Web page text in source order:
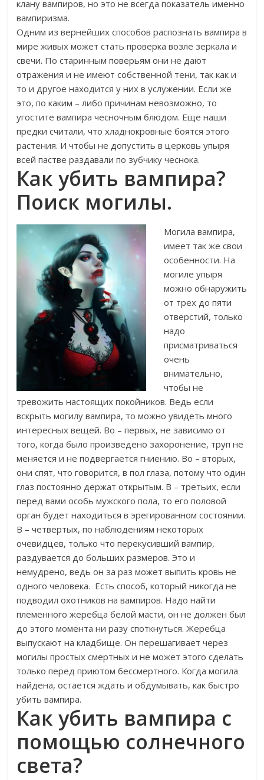
клану вампиров, но это не всегда показатель именно
вампиризма.
Одним из вернейших способов распознать вампира в
мире живых может стать проверка возле зеркала и
свечи. По старинным поверьям они не дают
отражения и не имеют собственной тени, так как и
то и другое находится у них в услужении. Если же
это, по каким – либо причинам невозможно, то
угостите вампира чесночным блюдом. Еще наши
предки считали, что хладнокровные боятся этого
растения. И чтобы не допустить в церковь упыря
всей пастве раздавали по зубчику чеснока.
Как убить вампира?
Поиск могилы.
Могила вампира,
имеет так же свои
особенности. На
могиле упыря
можно обнаружить
от трех до пяти
отверстий, только
надо
присматриваться
очень
внимательно,
чтобы не
тревожить настоящих покойников. Ведь если
вскрыть могилу вампира, то можно увидеть много
интересных вещей. Во – первых, не зависимо от
того, когда было произведено захоронение, труп не
меняется и не подвергается гниению. Во – вторых,
они спят, что говорится, в пол глаза, потому что один
глаз постоянно держат открытым. В – третьих, если
перед вами особь мужского пола, то его половой
орган будет находиться в эрегированном состоянии.
В – четвертых, по наблюдениям некоторых
очевидцев, только что перекусивший вампир,
раздувается до больших размеров. Это и
немудрено, ведь он за раз может выпить кровь не
одного человека. Есть способ, который никогда не
подводил охотников на вампиров. Надо найти
племенного жеребца белой масти, он не должен был
до этого момента ни разу споткнуться. Жеребца
выпускают на кладбище. Он перешагивает через
могилы простых смертных и не может этого сделать
только перед приютом бессмертного. Когда могила
найдена, остается ждать и обдумывать, как быстро
убить вампира.
Как убить вампира с
помощью солнечного
света?